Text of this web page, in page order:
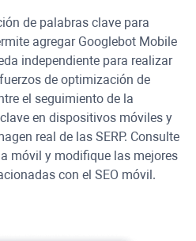
de palabras clave para
agregar Googlebot Mobile
independiente para realizar
de optimización de
el seguimiento de la
en dispositivos móviles y
real de las SERP. Consulte
móvil y modifique las mejores
con el SEO móvil.